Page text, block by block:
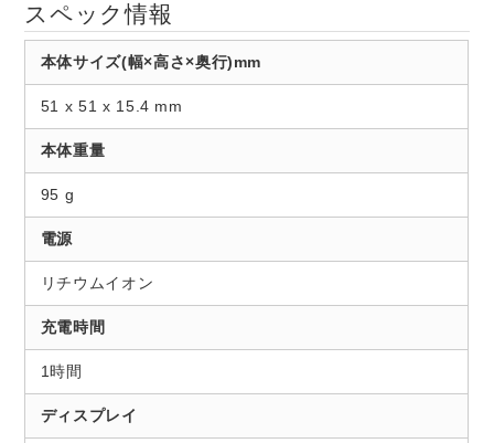
スペック情報
本体サイズ(幅×高さ×奥行)mm
51 x 51 x 15.4 mm
本体重量
95 g
電源
リチウムイオン
充電時間
1時間
ディスプレイ